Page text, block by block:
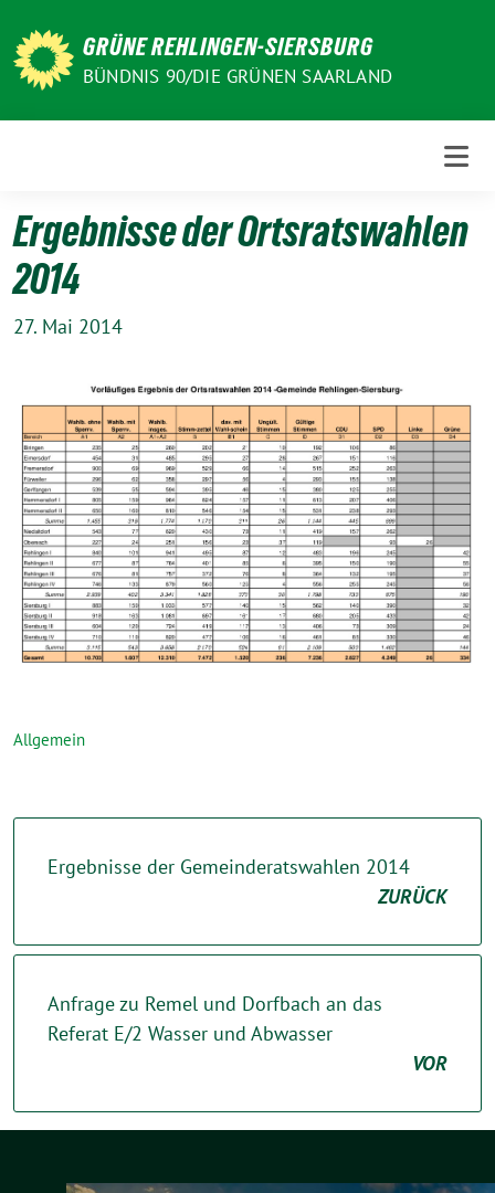
zum
Inhalt
GRÜNE REHLINGEN-SIERSBURG
BÜNDNIS 90/DIE GRÜNEN SAARLAND
Ergebnisse der Ortsratswahlen
2014
27. Mai 2014
Allgemein
Ergebnisse der Gemeinderatswahlen 2014
ZURÜCK
Anfrage zu Remel und Dorfbach an das
Referat E/2 Wasser und Abwasser
VOR